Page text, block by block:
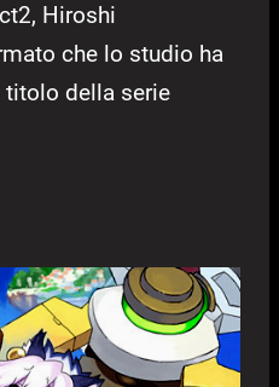
Hiroshi
che lo studio ha
titolo della serie